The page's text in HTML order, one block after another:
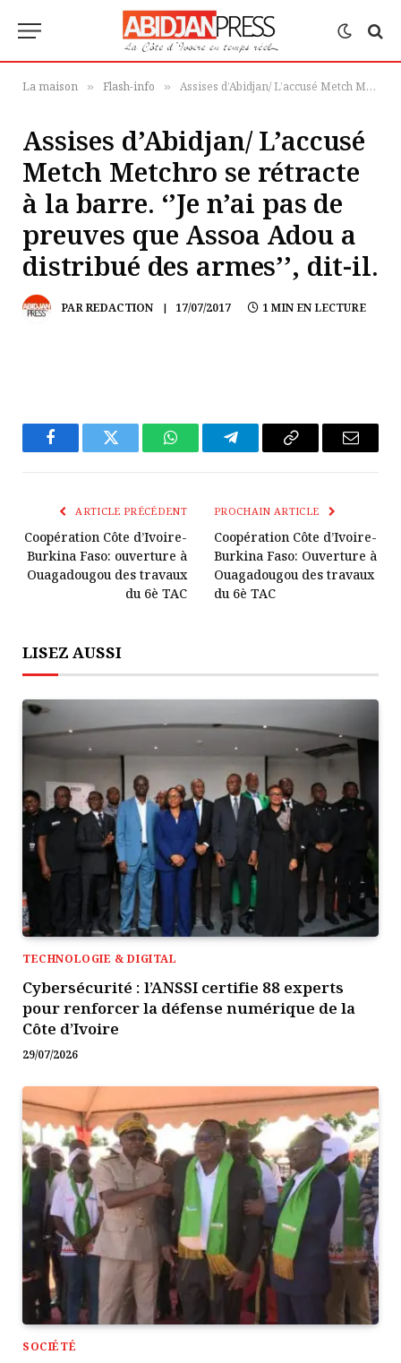
La maison » Flash-info » Assises d’Abidjan/ L’accusé Metch Metchro se rétracte à la barre. ‘’Je n’ai pas de preuves que Assoa Adou a distribué des armes’’, dit-il.
Assises d’Abidjan/ L’accusé
Metch Metchro se rétracte
à la barre. ‘’Je n’ai pas de
preuves que Assoa Adou a
distribué des armes’’, dit-il.
PARREDACTION 17/07/2017 1 MIN EN LECTURE
FacebookTwitter WhatsAppTélégrammeCopier
Lien
E-
ARTICLE PRÉCÉDENT
Coopération Côte d’Ivoire-
Burkina Faso: ouverture à
Ouagadougou des travaux
du 6è TAC
PROCHAIN ARTICLE
Coopération Côte d’Ivoire-
Burkina Faso: Ouverture à
Ouagadougou des travaux
du 6è TAC
LISEZ AUSSI
TECHNOLOGIE & DIGITAL
Cybersécurité : l’ANSSI certifie 88 experts
pour renforcer la défense numérique de la
Côte d’Ivoire
29/07/2026
SOCIÉTÉ